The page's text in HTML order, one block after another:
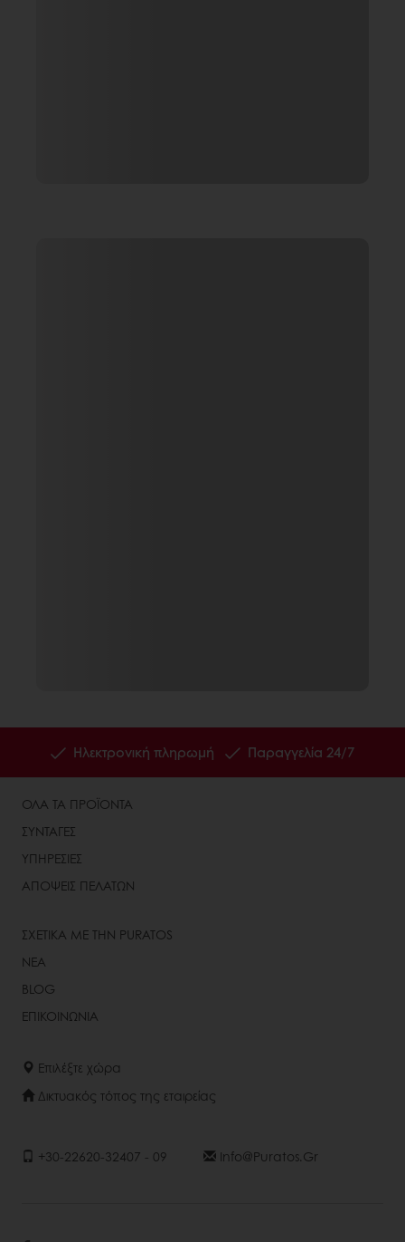
Ηλεκτρονική πληρωμή Παραγγελία 24/7
ΟΛΑ ΤΑ ΠΡΟΪΟΝΤΑ
ΣΥΝΤΑΓΕΣ
ΥΠΗΡΕΣΙΕΣ
ΑΠΟΨΕΙΣ ΠΕΛΑΤΩΝ
ΣΧΕΤΙΚΑ ΜΕ ΤΗΝ PURATOS
ΝΕΑ
BLOG
ΕΠΙΚΟΙΝΩΝΙΑ
Επιλέξτε χώρα
Δικτυακός τόπος της εταιρείας
+30-22620-32407 - 09 Info@puratos.gr